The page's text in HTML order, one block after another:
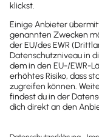
der Preis je nach
entstehen in
Überprüfung und
du von einem
bürokratischen